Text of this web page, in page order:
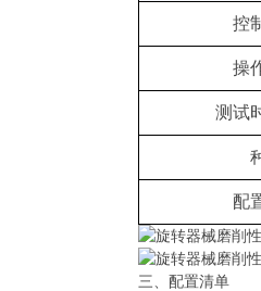
控
操
测试
配
三、配置清单